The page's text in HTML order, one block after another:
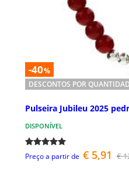
-40%
DESCONTOS POR
Pulseira Jubileu 2025
DISPONÍVEL
Preço a partir de € 5,91 €